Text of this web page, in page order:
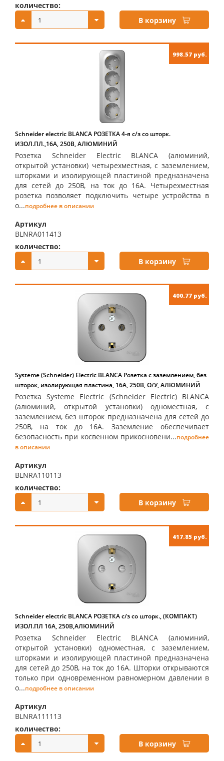
количество:
В корзину
998.57 руб.
Schneider electric BLANCA РОЗЕТКА 4-я с/з со шторк.
ИЗОЛ.ПЛ.,16А, 250В, АЛЮМИНИЙ
Розетка Schneider Electric BLANCA (алюминий,
открытой установки) четырехместная, с заземлением,
шторками и изолирующей пластиной предназначена
для сетей до 250В, на ток до 16А. Четырехместная
розетка позволяет подключить четыре устройства в
о...подробнее в описании
Артикул
BLNRA011413
количество:
В корзину
400.77 руб.
Systeme (Schneider) Electric BLANCA Розетка с заземлением, без
шторок, изолирующая пластина, 16А, 250В, О/У, АЛЮМИНИЙ
Розетка Systeme Electric (Schneider Electric) BLANCA
(алюминий, открытой установки) одноместная, с
заземлением, без шторок предназначена для сетей до
250В, на ток до 16А. Заземление обеспечивает
безопасность при косвенном прикосновени...подробнее
в описании
Артикул
BLNRA110113
количество:
В корзину
417.85 руб.
Schneider electric BLANCA РОЗЕТКА с/з со шторк., (КОМПАКТ)
ИЗОЛ.ПЛ 16А, 250В,АЛЮМИНИЙ
Розетка Schneider Electric BLANCA (алюминий,
открытой установки) одноместная, с заземлением,
шторками и изолирующей пластиной предназначена
для сетей до 250В, на ток до 16А. Шторки открываются
только при одновременном равномерном давлении в
о...подробнее в описании
Артикул
BLNRA111113
количество:
В корзину